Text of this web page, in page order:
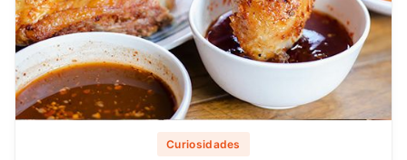
Curiosidades